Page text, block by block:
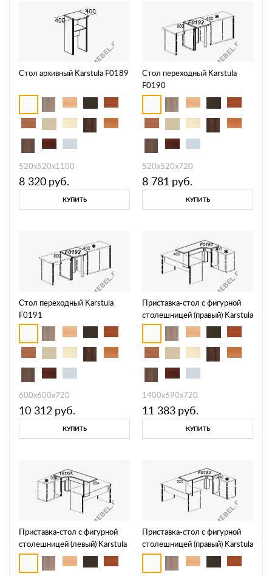
Стол архивный Karstula F0189
520х520х1100
8 320 руб.
КУПИТЬ
Стол переходный Karstula
F0190
520х520х720
8 781 руб.
КУПИТЬ
Стол переходный Karstula
F0191
600х600х720
10 312 руб.
КУПИТЬ
Приставка-стол с фигурной
столешницей (правый) Karstula
F0181
1400х690х720
11 383 руб.
КУПИТЬ
Приставка-стол с фигурной
столешницей (левый) Karstula
F0182
Приставка-стол с фигурной
столешницей (правый) Karstula
F0183